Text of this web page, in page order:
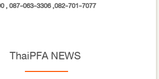
, 087-063-3306 ,082-701-7077
ThaiPFA NEWS